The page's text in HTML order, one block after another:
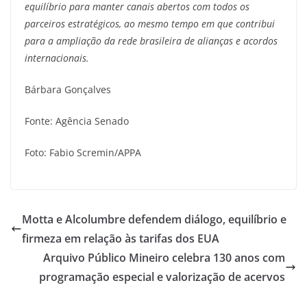
equilíbrio para manter canais abertos com todos os
parceiros estratégicos, ao mesmo tempo em que contribui
para a ampliação da rede brasileira de alianças e acordos
internacionais.
Bárbara Gonçalves
Fonte: Agência Senado
Foto: Fabio Scremin/APPA
Motta e Alcolumbre defendem diálogo, equilíbrio e
firmeza em relação às tarifas dos EUA
Arquivo Público Mineiro celebra 130 anos com
programação especial e valorização de acervos